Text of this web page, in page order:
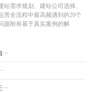
站需求规划、建站公司选择、
营全流程中最高频遇到的20个
题附有基于真实案例的解